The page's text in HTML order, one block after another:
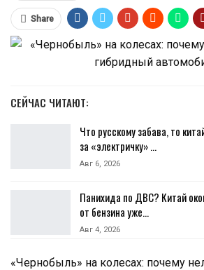
Share
СЕЙЧАС ЧИТАЮТ:
Что русскому забава, то
за «электричку» …
Авг 6, 2026
Панихида по ДВС? Китай
от бензина уже…
Авг 4, 2026
«Чернобыль» на колесах: почему